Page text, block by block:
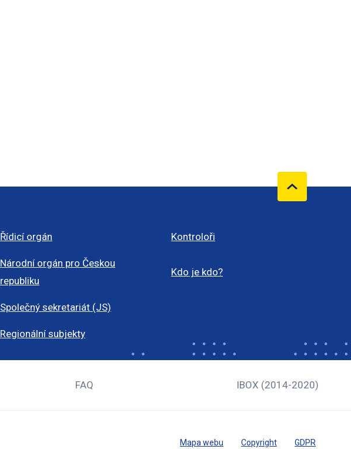
Řídicí orgán
Národní orgán pro Českou
republiku
Společný sekretariát (JS)
Regionální subjekty
Kontroloři
Kdo je kdo?
FAQ IBOX (2014-2020)
Mapa webu Copyright GDPR